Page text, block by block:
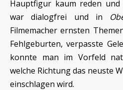
Hauptfigur kaum reden
war dialogfrei und in
Filmemacher ernsten
Fehlgeburten, verpasste
konnte man im Vorfeld
welche Richtung das neuste
einschlagen wird.